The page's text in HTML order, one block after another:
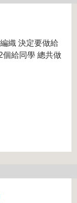
織 決定要做給
個給同學 總共做